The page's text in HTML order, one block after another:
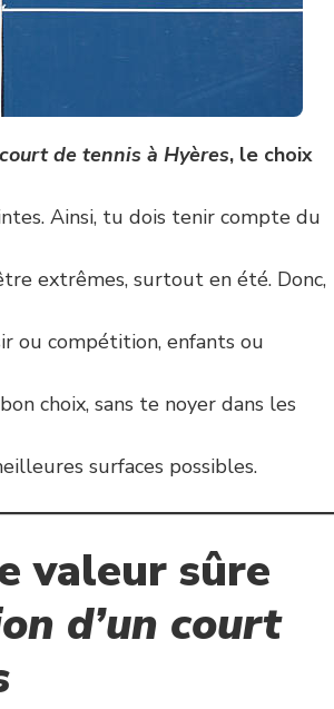
de tennis à Hyères, le choix
Ainsi, tu dois tenir compte du
extrêmes, surtout en été. Donc,
ou compétition, enfants ou
choix, sans te noyer dans les
surfaces possibles.
valeur sûre
d’un court